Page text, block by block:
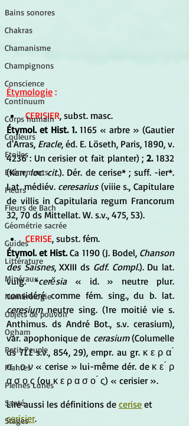
Bains sonores
Chakras
Chamanisme
Champignons
Conscience
Continuum
Corps humain
Couleurs
Etoiles
Evénements
Fleurs
Fleurs de Bach
Géométrie sacrée
Guides
Littérature
Minéraux
Numérologie
Objets de pouvoir
Ogham
Petit Peuple
Plantes
Pleines Lunes
Santé
Stages
Étymologie :
CERISIER, subst. masc.
Étymol. et Hist. 1. 1165 « arbre » (Gautier
d'Arras, Eracle, éd. E. Löseth, Paris, 1890, v.
4236 : Un cerisier ot fait planter) ; 2. 1832
(Karr, loc. cit.). Dér. de cerise* ; suff. -ier*.
Lat. médiév. ceresarius (viiie s., Capitulare
de villis in Capitularia regum Francorum
32, 70 ds Mittellat. W. s.v., 475, 53).
CERISE, subst. fém.
Étymol. et Hist. Ca 1190 (J. Bodel, Chanson
des Saisnes, XXIII ds Gdf. Compl.). Du lat.
vulg. *cerĕsia « id. » neutre plur.
ceresium neutre sing. (1re moitié vie s.
Anthimus. ds André Bot., s.v. cerasium),
var. apophonique de cerasium (Columelle
ds TLL s.v., 854, 29), empr. au gr. κ ε ρ α ́
σ ι ο ν « cerise » lui-même dér. de κ ε ́ ρ
α σ ο ς (ou κ ε ρ α σ ο ́ ς) « cerisier ».
Lire aussi les définitions de cerise et
cerisier.